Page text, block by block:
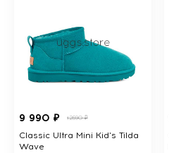
9 990 ₽ 12690 ₽
Classic Ultra Mini Kid's Tilda
Wave